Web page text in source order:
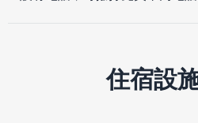
住宿設